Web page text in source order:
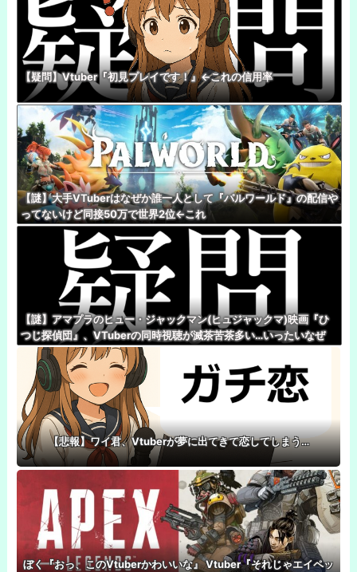
【疑問】Vtuber『初見プレイです！』←これの信用率
【謎】大手VTuberはなぜか誰一人として『パルワールド』の配信や
ってないけど同接50万で世界2位←これ
【謎】アマプラのヒュー・ジャックマン(ヒュジャックマ)映画『ひ
つじ探偵団』、VTuberの同時視聴が滅茶苦茶多い…いったいなぜ
【悲報】ワイ君、Vtuberが夢に出てきて恋してしまう…
ぼく『おっ、このVtuberかわいいな』 Vtuber『それじゃエイペッ